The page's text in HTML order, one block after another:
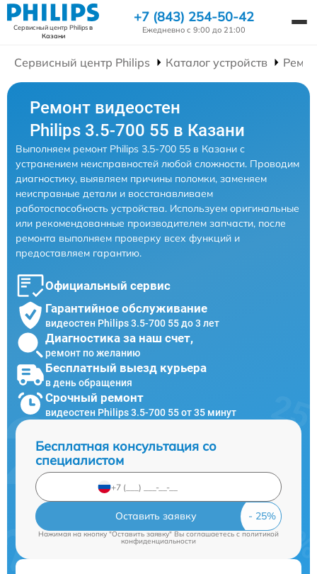
Сервисный центр Philipsв
Казани
+7 (843) 254-50-42
Ежедневно с 9:00 до 21:00
Сервисный центр Philips Каталог устройств
Ремонт видеостен
Philips 3.5-700 55 в Казани
Выполняем ремонт Philips 3.5-700 55 в Казани с
устранением неисправностей любой сложности. Проводим
диагностику, выявляем причины поломки, заменяем
неисправные детали и восстанавливаем
работоспособность устройства. Используем оригинальные
или рекомендованные производителем запчасти, после
ремонта выполняем проверку всех функций и
предоставляем гарантию.
Официальный сервис
Гарантийное обслуживание
видеостен Philips 3.5-700 55 до 3 лет
Диагностика за наш счет,
ремонт по желанию
Бесплатный выезд курьера
в день обращения
Срочный ремонт
видеостен Philips 3.5-700 55 от 35 минут
Бесплатная консультация со
специалистом
Оставить заявку
Нажимая на кнопку "Оставить заявку" Вы соглашаетесь c политикой
конфиденциальности